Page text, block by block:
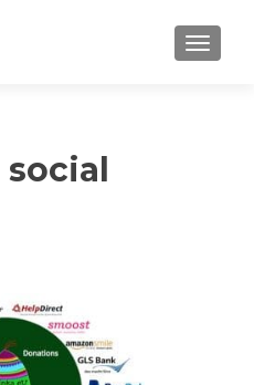
MENU
social